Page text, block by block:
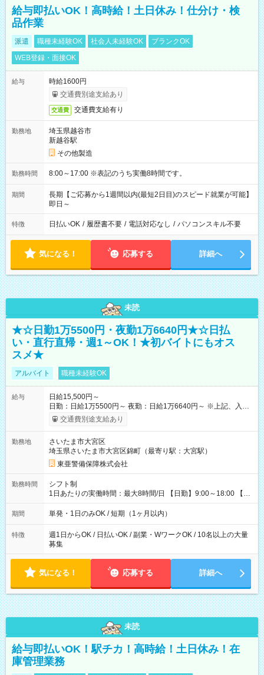
給与即払いOK！高時給！土日休み！仕分け・検
品作業
派遣 職種未経験OK 社会人未経験OK
ブランクOK
WEB登録・面接OK
給与
時給1600円
交通費別途支給あり
交通費 交通費支給有り
勤務地
埼玉県越谷市
新越谷駅
その他製造
勤務時間 8:00～17:00 ※表記のうち実働8時間です。
期間
長期【ご応募から1週間以内(最短2日目)のスピード就業が可能】
即日～
特徴 日払いOK / 履歴書不要 / 電話対応なし / パソコンスキル不要
気になる！ 応募する 詳細へ
未読
★☆日勤1万5500円・夜勤1万6640円★☆日払
い・直行直帰・週1～OK！★初バイトにもオス
スメ★
アルバイト 職種未経験OK
給与
日給15,500円～
日勤：日給1万5500円～ 夜勤：日給1万6640円～ ※上記、入社
祝手当4000円含む(25勤務まで) ┗新任研修の終了から100日以内
┗規定あり ／ 経験や年齢を問わず、 頑張った方全員に支給され
日給は全額支給！ ■月22日以上勤務すると… 日給1000円UP！ ■
日払い・週払い・前払いOK！ 給与即時払いサービス『クリア
(CRIA)』で 最短当日にコンビニATMから 現金で給与を受け取れ
ます♪ ※稼働分・規定あり ■法定研修(7h×3日間)中も 手当をしっ
かり【3万円】支給！ ┗研修手当の一部(9，000円)は手渡しで支
給 ┗昼食代も別途支給(500円×3日間） ┗研修期間中も交通費全
交通費別途支給あり
勤務地
さいたま市大宮区
埼玉県さいたま市大宮区錦町（最寄り駅：大宮駅）
東亜警備保障株式会社
勤務時間
シフト制
1日あたりの実働時間：最大8時間/日 【日勤】9:00～18:00 【夜
勤】20:00～翌5:00 ・【日勤のみ】【夜勤のみ】もOK♪ ・自分
の都合に合わせて稼げます◎ ・シフトの申告は電話・メールで
ライベートの予定に 合わせて好きな時など、自由に働けます
期間 単発・1日のみOK / 短期（1ヶ月以内）
特徴
週1日からOK / 日払いOK / 副業・WワークOK / 10名以上の大量
募集
気になる！ 応募する 詳細へ
未読
給与即払いOK！駅チカ！高時給！土日休み！在
庫管理業務